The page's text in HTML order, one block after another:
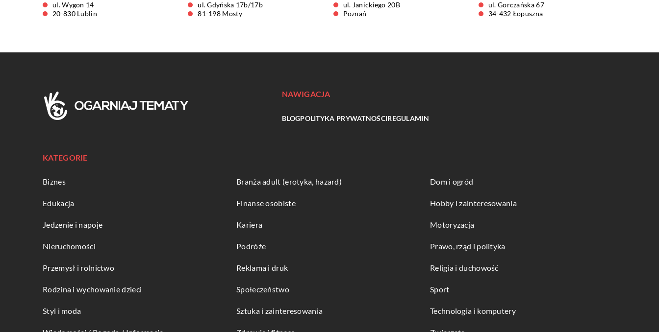
ul. Wygon 14
20-830 Lublin
ul. Gdyńska 17b/17b
81-198 Mosty
ul. Janickiego 20B
Poznań
ul. Gorczańska 67
34-432 Łopuszna
NAWIGACJA
BLOGPOLITYKA PRYWATNOŚCIREGULAMIN
KATEGORIE
Biznes Branża adult (erotyka, hazard) Dom i ogród
Edukacja Finanse osobiste Hobby i zainteresowania
Jedzenie i napoje Kariera Motoryzacja
Nieruchomości Podróże Prawo, rząd i polityka
Przemysł i rolnictwo Reklama i druk Religia i duchowość
Rodzina i wychowanie dzieci Społeczeństwo Sport
Styl i moda Sztuka i zainteresowania Technologia i komputery